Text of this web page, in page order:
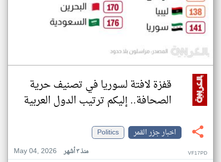
قفزة لافتة لسوريا في تصنيف حرية
الصحافة.. إليكم ترتيب الدول العربية
اخبار جزر القمر
Politics
May 04, 2026
منذ ٣ أشهر VF17PD